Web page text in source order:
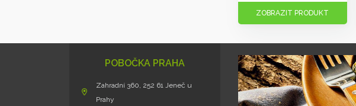
ZOBRAZIT PRODUKT
POBOČKA PRAHA
Zahradní 360, 252 61 Jeneč u
Prahy